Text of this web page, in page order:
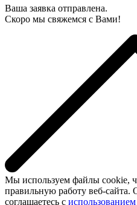
Ваша заявка отправлена.
Скоро мы свяжемся с Вами!
Мы используем файлы cookie,
правильную работу веб-сайта.
соглашаетесь с